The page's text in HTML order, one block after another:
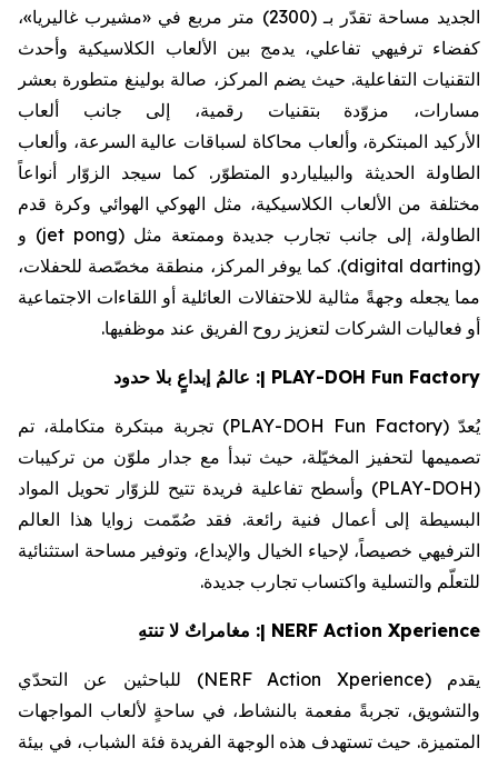
الجديد مساحة تقدّر بـ (2300) متر مربع في «
مشيرب غاليريا»،
كفضاء ترفيهي تفاعلي، يدمج بين الألعاب الكلاسيكية وأحدث
التقنيات التفاعلية. حيث يضم المركز، صالة بولينغ متطورة بعشر
مسارات، مزوّدة بتقنيات رقمية، إلى جانب ألعاب
الأركيد المبتكرة، وألعاب محاكاة لسباقات عالية السرعة، وألعاب
الطاولة الحديثة والبيلياردو المتطوّر. كما سيجد الزوّار أنواعاً
مختلفة من الألعاب الكلاسيكية، مثل الهوكي الهوائي وكرة قدم
الطاولة، إلى جانب تجارب جديدة وممتعة مثل (jet pong) و
(
digital darting). كما يوفر المركز، منطقة مخصّصة للحفلات،
مما يجعله وجهةً مثالية للاحتفالات العائلية أو اللقاءات الاجتماعية
أو فعاليات الشركات لتعزيز روح الفريق عند موظفيها.
| PLAY-DOH Fun Factory: عالمُ إبداعٍ بلا حدود
يُعدّ (PLAY-DOH Fun Factory) تجربة مبتكرة متكاملة، تم
تصميمها لتحفيز المخيّلة، حيث تبدأ مع جدار ملوّن من تركيبات
(
PLAY-DOH) وأسطح تفاعلية فريدة تتيح للزوّار تحويل المواد
البسيطة إلى أعمال فنية رائعة. فقد صُمّمت زوايا هذا العالم
الترفيهي خصيصاً، لإحياء الخيال والإبداع، وتوفير مساحة استثنائية
للتعلّم والتسلية واكتساب تجارب جديدة.
| NERF Action Xperience : مغامراتٌ لا تنتهِ
يقدم (NERF Action Xperience) للباحثين عن التحدّي
والتشويق، تجربةً مفعمة بالنشاط، في ساحةٍ لألعاب المواجهات
المتميزة. حيث تستهدف هذه الوجهة الفريدة فئة الشباب، في بيئة